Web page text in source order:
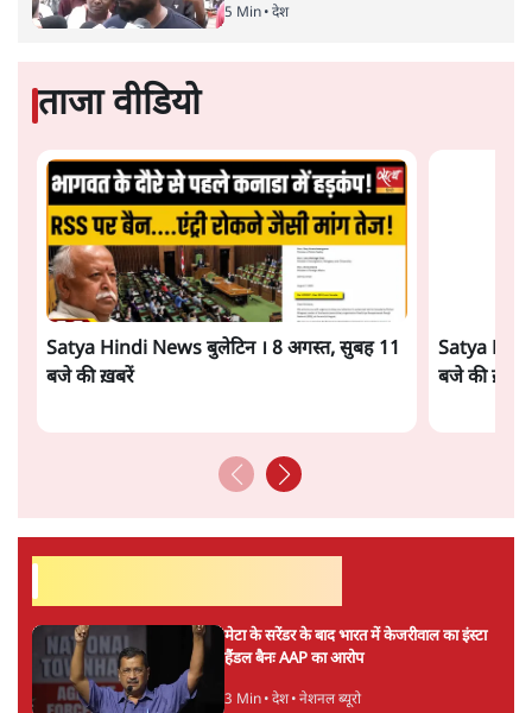
सलाह मानेंः अभिजीत दिपके
Satya Hindi News बुलेटिन । 8 अगस्त, सुबह 11
Satya
सर्वाधिक पढ़ी गयी खबरें
हैंडल बैनः AAP का आरोप